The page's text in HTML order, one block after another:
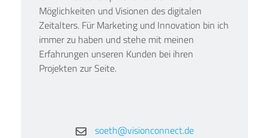
Möglichkeiten und Visionen des digitalen
Zeitalters. Für Marketing und Innovation bin ich
immer zu haben und stehe mit meinen
Erfahrungen unseren Kunden bei ihren
Projekten zur Seite.
soeth@visionconnect.de